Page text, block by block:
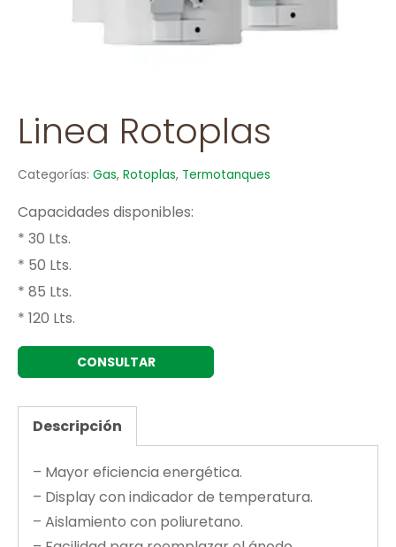
Linea Rotoplas
Categorías: Gas, Rotoplas, Termotanques
Capacidades disponibles:
* 30 Lts.
* 50 Lts.
* 85 Lts.
* 120 Lts.
CONSULTAR
Descripción
– Mayor eficiencia energética.
– Display con indicador de temperatura.
– Aislamiento con poliuretano.